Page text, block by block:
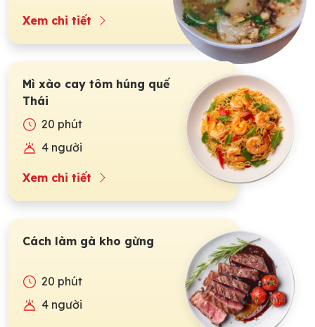
Mùa
Xem chi tiết
Mì xào cay tôm húng quế
Thái
20 phút
4 người
Xem chi tiết
Cách làm gà kho gừng
20 phút
4 người